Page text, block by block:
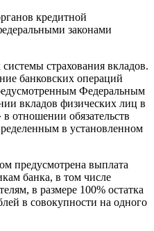
кредитной
законами
страхования вкладов.
банковских операций
Федеральным
вкладов физических лиц в
отношении обязательств
в установленном
предусмотрена выплата
банка, в том числе
в размере 100% остатка
в совокупности на одного